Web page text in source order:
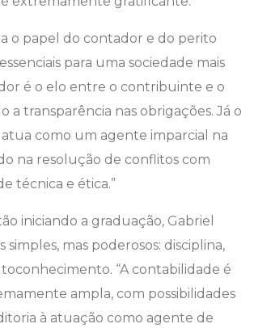
o papel do contador e do perito
para uma sociedade mais
é o elo entre o contribuinte e o
a transparência nas obrigações. Já o
como um agente imparcial na
na resolução de conflitos com
técnica e ética.”
iniciando a graduação, Gabriel
simples, mas poderosos: disciplina,
“A contabilidade é
ampla, com possibilidades
à atuação como agente de